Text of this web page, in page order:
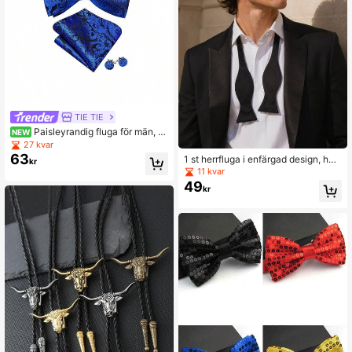
TIE TIE
NEW Paisleyrandig fluga för män, si
denknuten fluga, näsduk, manschet
tknappset, formellt bröllop, bal
27 kvar
63kr
1 st herrfluga i enfärgad design, han
dknuten, lämplig för affärsmöten, ba
nkett, fest, vardagsbruk m.m.
11 kvar
49kr